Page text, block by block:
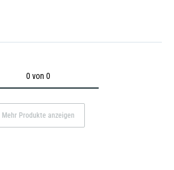
0 von 0
Mehr Produkte anzeigen